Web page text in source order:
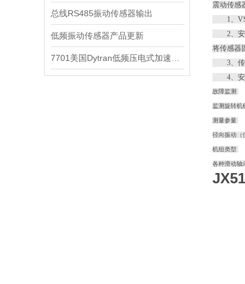
总线RS485振动传感器输出
低频振动传感器产品更新
震动传感
1、VS
2、安装
将传感器
3、传感
4、安装
故障监测
监测旋转机
测量参量
径向振动（
机组类型
各种滑动轴